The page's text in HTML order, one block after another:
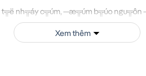
t╦ë nh╦áy c╦úm, ─æ╦úm b╦úo
3 pha ─æ╦úm b╦úo an to├án cho c╦░
Xem thêm
Xem thêm